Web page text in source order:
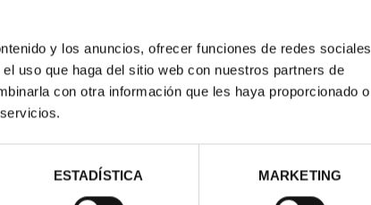
y los anuncios, ofrecer funciones de redes sociales
uso que haga del sitio web con nuestros partners de
con otra información que les haya proporcionado o
ESTADÍSTICA MARKETING